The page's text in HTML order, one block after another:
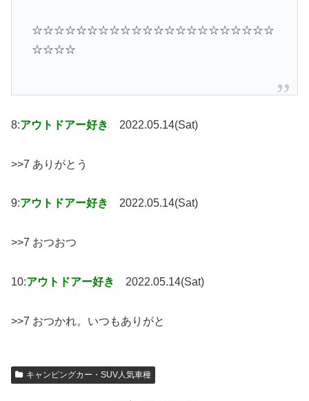
☆☆☆☆☆☆☆☆☆☆☆☆☆☆☆☆☆☆☆☆☆☆
☆☆☆☆
8:アウトドアー好き 2022.05.14(Sat)
>>7 ありがとう
9:アウトドアー好き 2022.05.14(Sat)
>>7 おつおつ
10:アウトドアー好き 2022.05.14(Sat)
>>7 おつかれ。いつもありがと
キャンピングカー・SUV人気車種